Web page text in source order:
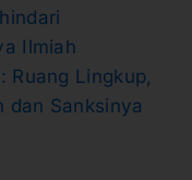
Ilmiah
Ruang Lingkup,
dan Sanksinya